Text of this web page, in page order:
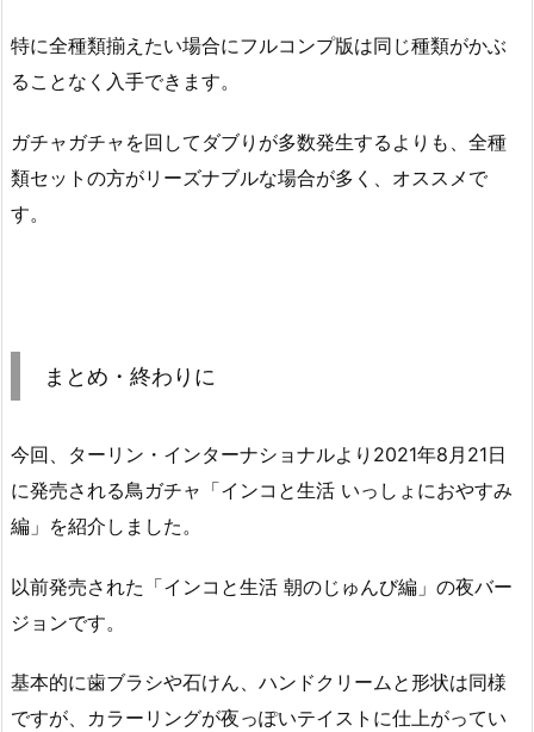
特に全種類揃えたい場合にフルコンプ版は同じ種類がかぶ
ることなく入手できます。
ガチャガチャを回してダブりが多数発生するよりも、全種
類セットの方がリーズナブルな場合が多く、オススメで
す。
まとめ・終わりに
今回、ターリン・インターナショナルより2021年8月21日
に発売される鳥ガチャ「インコと生活 いっしょにおやすみ
編」を紹介しました。
以前発売された「インコと生活 朝のじゅんび編」の夜バー
ジョンです。
基本的に歯ブラシや石けん、ハンドクリームと形状は同様
ですが、カラーリングが夜っぽいテイストに仕上がってい